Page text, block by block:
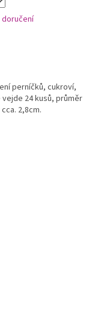
perníčků, cukroví,
24 kusů, průměr
2,8cm.